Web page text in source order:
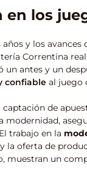
en los
y los avances
Correntina
un antes y un
confiable al juego
captación de
modernidad,
El trabajo en la
y la oferta de
muestran un